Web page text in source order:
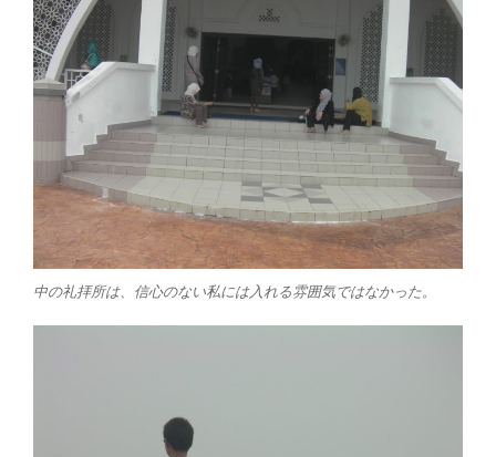
中の礼拝所は、信心のない私には入れる雰囲気ではなかった。